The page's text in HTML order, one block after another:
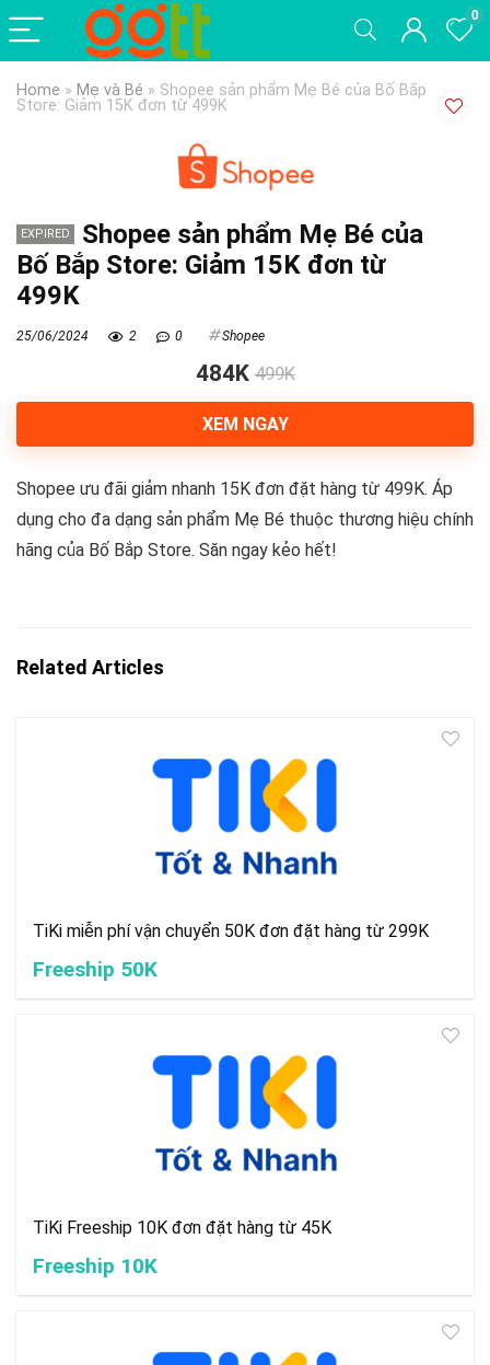
0
Home » Mẹ và Bé » Shopee sản phẩm Mẹ Bé của Bố Bắp
Store: Giảm 15K đơn từ 499K
EXPIRED
Shopee sản phẩm Mẹ Bé của
Bố Bắp Store: Giảm 15K đơn từ
499K
25/06/2024 2 0 Shopee
484K 499K
XEM NGAY
Shopee ưu đãi giảm nhanh 15K đơn đặt hàng từ 499K. Áp
dụng cho đa dạng sản phẩm Mẹ Bé thuộc thương hiệu chính
hãng của Bố Bắp Store. Săn ngay kẻo hết!
Related Articles
TiKi miễn phí vận chuyển 50K đơn đặt hàng từ 299K
Freeship 50K
TiKi Freeship 10K đơn đặt hàng từ 45K
Freeship 10K